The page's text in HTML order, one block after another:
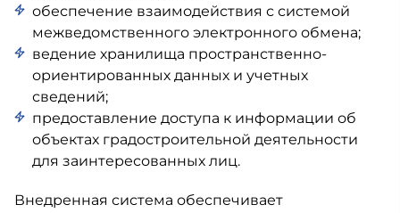
обеспечение взаимодействия с системой
межведомственного электронного обмена;
ведение хранилища пространственно-
ориентированных данных и учетных
сведений;
предоставление доступа к информации об
объектах градостроительной деятельности
для заинтересованных лиц.
Внедренная система обеспечивает